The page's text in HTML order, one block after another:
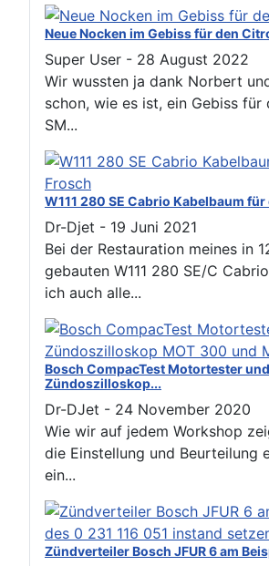
Neue Nocken im Gebiss für den
Super User - 28 August 2022
Wir wussten ja dank Norbert
schon, wie es ist, ein Gebiss für
SM...
W111 280 SE Cabrio Kabelbaum
Dr-Djet - 19 Juni 2021
Bei der Restauration meines in
gebauten W111 280 SE/C
ich auch alle...
Bosch CompacTest Motortester und
Zündoszilloskop...
Dr-DJet - 24 November 2020
Wie wir auf jedem Workshop
die Einstellung und Beurteilung
ein...
Zündverteiler Bosch JFUR 6 am